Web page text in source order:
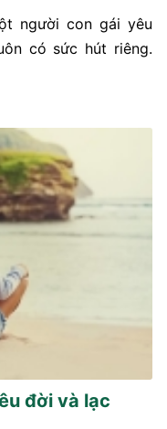
người con gái yêu
có sức hút riêng.
đời và lạc